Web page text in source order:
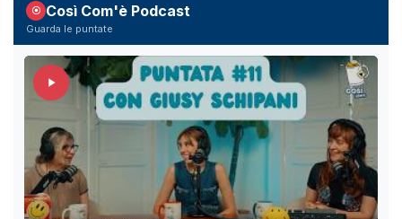
Così Com'è Podcast
Guarda le puntate